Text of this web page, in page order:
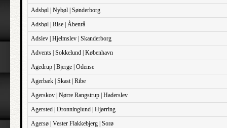
Adsbøl | Nybøl | Sønderborg
Adsbøl | Rise | Åbenrå
Adslev | Hjelmslev | Skanderborg
Advents | Sokkelund | København
Agedrup | Bjerge | Odense
Agerbæk | Skast | Ribe
Agerskov | Nørre Rangstrup | Haderslev
Agersted | Dronninglund | Hjørring
Agersø | Vester Flakkebjerg | Sorø